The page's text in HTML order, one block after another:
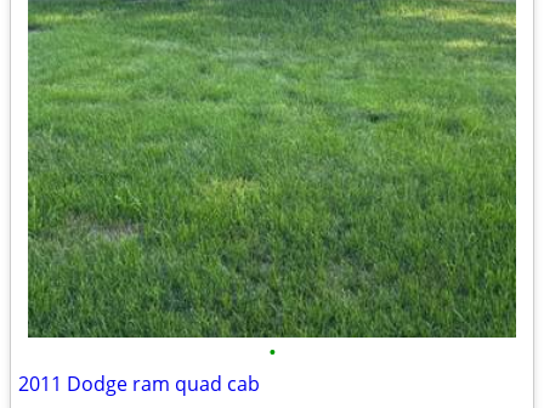
•
2011 Dodge ram quad cab